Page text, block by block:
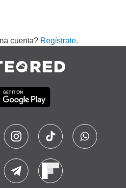
cuenta? Regístrate.